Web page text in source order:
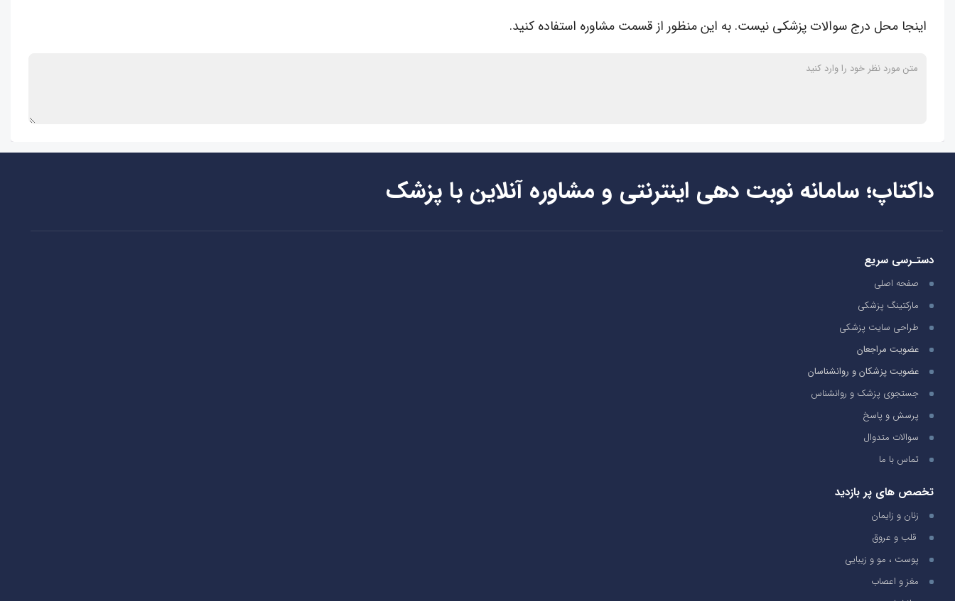
اینجا محل درج سوالات پزشکی نیست. به این منظور از قسمت مشاوره استفاده کنید.
داکتاپ؛ سامانه نوبت دهی اینترنتی و مشاوره آنلاین با پزشک
دستـرسی سریع
صفحه اصلی
مارکتینگ پزشکی
طراحی سایت پزشکی
عضویت مراجعان
عضویت پزشکان و روانشناسان
جستجوی پزشک و روانشناس
پرسش و پاسخ
سوالات متدوال
تماس با ما
تخصص های پر بازدید
زنان و زایمان
قلب و عروق
پوست ، مو و زیبایی
مغز و اعصاب